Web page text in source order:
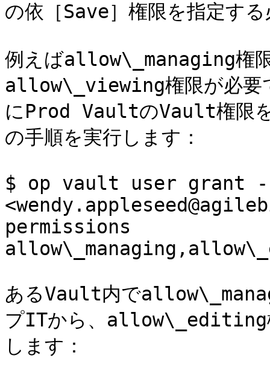
の依［Save］権限を指定す
例えばallow\_managing
allow\_viewing権限が必要
にProd VaultのVault権限を
の手順を実行します：
$ op vault user grant
permissions
あるVault内で
プITから、allow\_editing
します：